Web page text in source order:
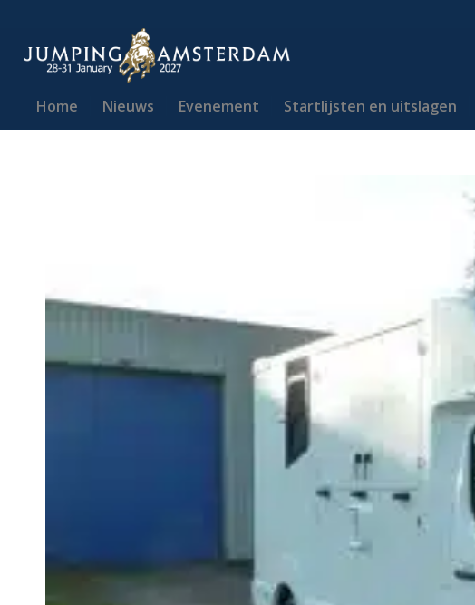
Home Nieuws Evenement Startlijsten en uitslagen